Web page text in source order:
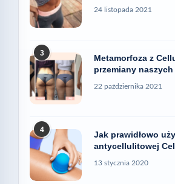
24 listopada 2021
3
Metamorfoza z
przemiany
22 października 2021
4
Jak prawidłowo
antycellulitowej
13 stycznia 2020